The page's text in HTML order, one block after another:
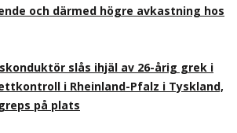
och därmed högre avkastning hos
slås ihjäl av 26-årig grek i
i Rheinland-Pfalz i Tyskland,
på plats